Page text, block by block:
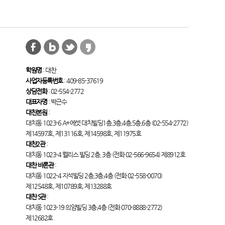
학원명: 대찬
사업자등록번호: 409-85-37619
상담전화: 02-554-2772
대표자명: 박근수
대찬본원 :
대치동 1023-6 A+에셋 대치빌딩1층,3층,4층,5층,6층 (02-554-2772)
제14597호, 제13116호, 제14598호, 제11975호
대찬2관:
대치동 1023-4 웰리스 빌딩 2층, 3층 (전화 02-566-9654) 제8912호
대찬 바론관:
대치동 1022-4 지석빌딩 2층,3층,4층 (전화 02-558-0070)
제12548호, 제10789호, 제13288호
대찬 S관:
대치동 1023-19 의암빌딩 3층,4층 (전화 070-8888-2772)
제12682호